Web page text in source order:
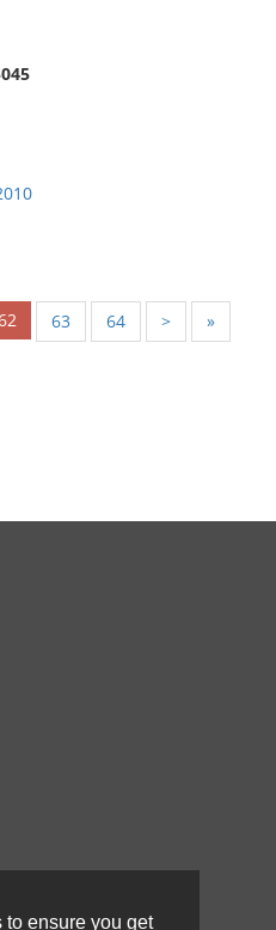
ensure you get
63 64 > »